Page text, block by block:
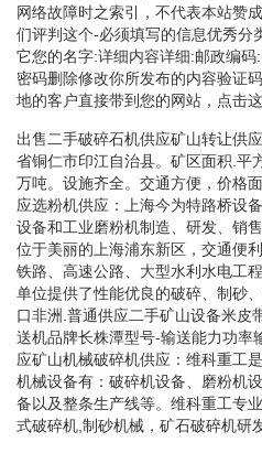
网络故障时之索引，不代表本站赞
们评判这个-必须填写的信息优秀分
它您的名字:详细内容详细:邮政编
密码删除修改你所发布的内容验证
地的客户直接带到您的网站，点击
出售二手破碎石机供应矿山转让供
省铜仁市印江自治县。矿区面积.平
万吨。设施齐全。交通方便，价格
应选粉机供应：上海今为特路桥设
设备和工业磨粉机制造、研发、销
位于美丽的上海浦东新区，交通便
铁路、高速公路、大型水利水电工
单位提供了性能优良的破碎、制砂
口非洲.普通供应二手矿山设备米皮
送机品牌长株潭型号-输送能力功率
应矿山机械破碎机供应：维科重工
机械设备有：破碎机设备、磨粉机
备以及整条生产线等。维科重工专
式破碎机,制砂机械，矿石破碎机研